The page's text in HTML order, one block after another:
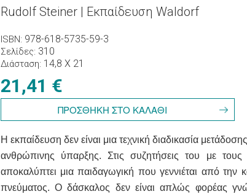
Rudolf Steiner | Εκπαίδευση Waldorf
ISBN 978-618-5735-59-3
Σελίδες 310
Διάσταση 14,8 X 21
21,41 €
Η εκπαίδευση δεν είναι μια τεχνική διαδικασία
ανθρώπινης ύπαρξης. Στις συζητήσεις του με
αποκαλύπτει μια παιδαγωγική που γεννιέται από
πνεύματος. Ο δάσκαλος δεν είναι απλώς φορέας